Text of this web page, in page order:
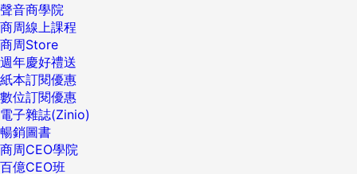
聲音商學院
商周線上課程
商周Store
週年慶好禮送
紙本訂閱優惠
數位訂閱優惠
電子雜誌(Zinio)
暢銷圖書
商周CEO學院
百億CEO班